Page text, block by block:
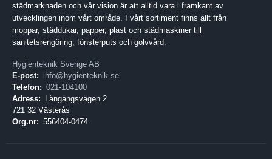
städmarknaden och vår vision är att alltid vara i framkant av
utvecklingen inom vårt område. I vårt sortiment finns allt från
moppar, städdukar, papper, plast och städmaskiner till
sanitetsrengöring, fönsterputs och golvvård.
Hygienteknik Sverige AB
E-post: info@hygienteknik.se
Telefon: 021-104100
Adress:
Långängsvägen 2
721 32 Västerås
Org.nr: 556404-0474